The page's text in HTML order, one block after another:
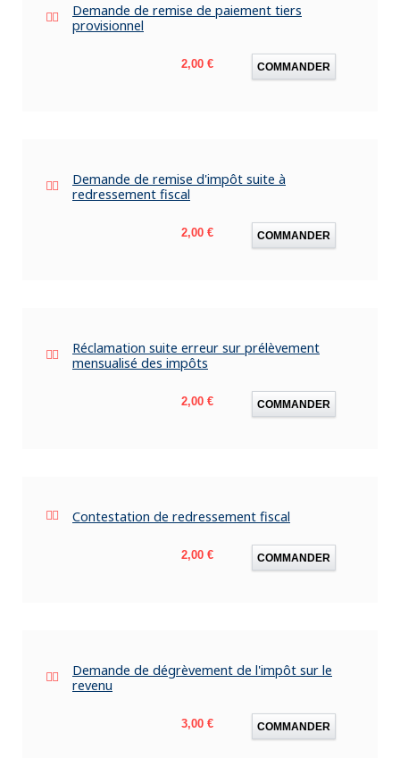
Demande de remise de paiement tiers
provisionnel
Prix
2,00 € COMMANDER
Demande de remise d'impôt suite à
redressement fiscal
Prix
2,00 € COMMANDER
Réclamation suite erreur sur prélèvement
mensualisé des impôts
Prix
2,00 € COMMANDER
Contestation de redressement fiscal
Prix
2,00 € COMMANDER
Demande de dégrèvement de l'impôt sur le
revenu
Prix
3,00 € COMMANDER